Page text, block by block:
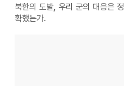
북한의 도발, 우리 군의 대응은 정
확했는가.